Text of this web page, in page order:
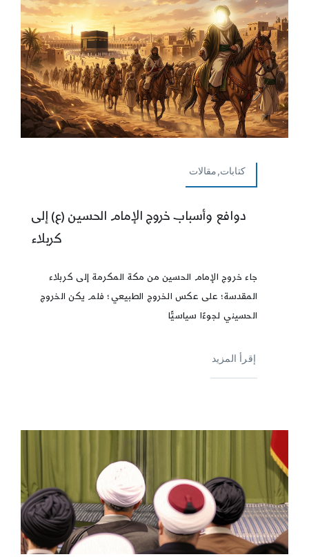
كتابات,مقالات
دوافع وأسباب خروج الإمام الحسين (ع) إلى
كربلاء
جاء خروج الإمام الحسين من مكة المكرمة إلى كربلاء
المقدسة؛ على عكس الخروج الطبيعي؛ فلم يكن الخروج
الحسيني لجوءًا سياسيًّا
إقرأ المزيد